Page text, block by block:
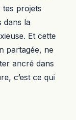
projets
dans la
Et cette
partagée, ne
ancré dans
c’est ce qui